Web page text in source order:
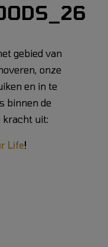
gebied van
onze
en in te
binnen de
kracht uit:
Life!